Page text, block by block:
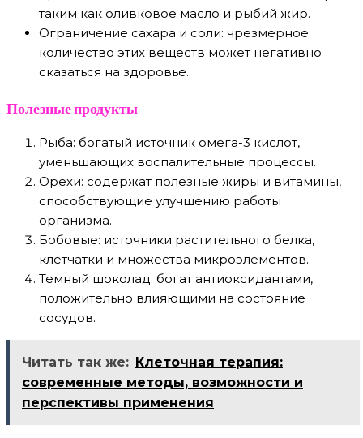
таким как оливковое масло и рыбий жир.
Ограничение сахара и соли: чрезмерное
количество этих веществ может негативно
сказаться на здоровье.
Полезные продукты
Рыба: богатый источник омега-3 кислот,
уменьшающих воспалительные процессы.
Орехи: содержат полезные жиры и витамины,
способствующие улучшению работы
организма.
Бобовые: источники растительного белка,
клетчатки и множества микроэлементов.
Темный шоколад: богат антиоксидантами,
положительно влияющими на состояние
сосудов.
Читать так же: Клеточная терапия:
современные методы, возможности и
перспективы применения